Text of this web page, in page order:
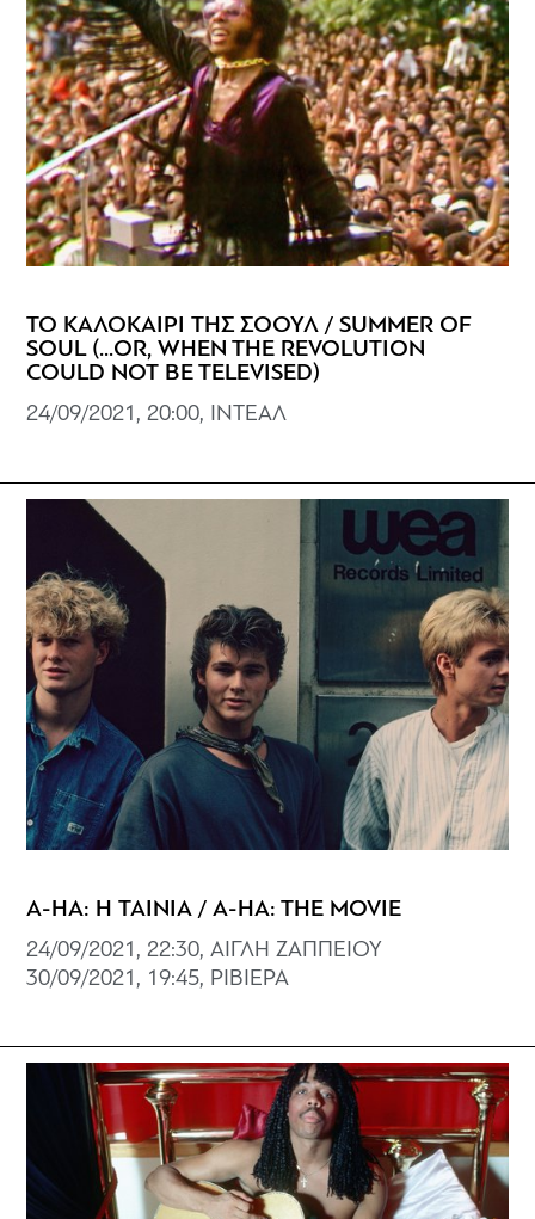
ΤΟ ΚΑΛΟΚΑΙΡΙ ΤΗΣ ΣΟΟΥΛ / SUMMER OF
SOUL (...OR, WHEN THE REVOLUTION
COULD NOT BE TELEVISED)
24/09/2021, 20:00, ΙΝΤΕΑΛ
A-HA: Η ΤΑΙΝΙΑ / A-HA: THE MOVIE
24/09/2021, 22:30, ΑΙΓΛΗ ΖΑΠΠΕΙΟΥ
30/09/2021, 19:45, ΡΙΒΙΕΡΑ